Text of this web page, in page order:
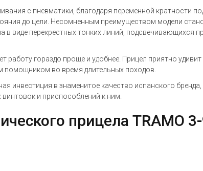
с пневматики, благодаря переменной кратности
до цели. Несомненным преимуществом модели
в виде перекрестных тонких линий, подсвечивающихся
работу гораздо проще и удобнее. Прицел приятно
во время длительных походов.
инвестиция в знаменитое качество испанского
и приспособлений к ним.
прицела TRAMO